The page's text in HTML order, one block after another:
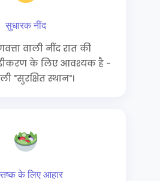
सुधारक नींद
वाली नींद रात की
के लिए आवश्यक है -
"सुरक्षित स्थान"।
के लिए आहार